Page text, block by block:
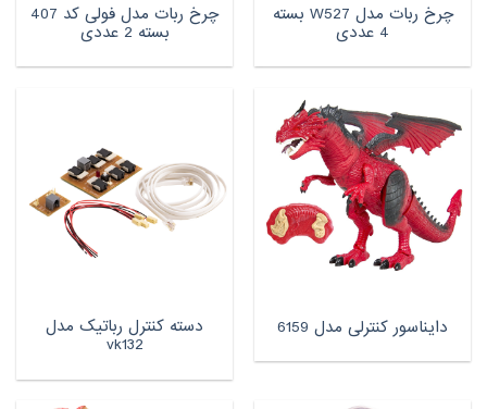
چرخ ربات مدل W527 بسته
4 عددی
چرخ ربات مدل فولی کد 407
بسته 2 عددی
دایناسور کنترلی مدل 6159 دسته کنترل رباتیک مدل
vk132